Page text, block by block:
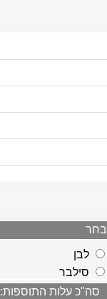
בחר
לבן
סילבר
סה"כ עלות התוספות: